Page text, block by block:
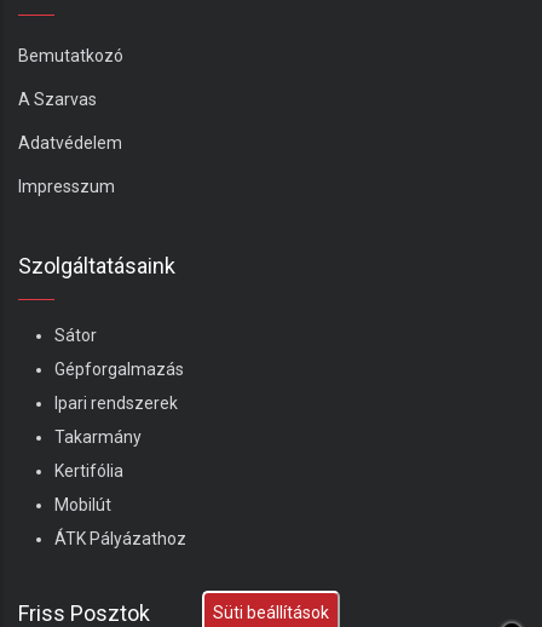
Bemutatkozó
A Szarvas
Adatvédelem
Impresszum
Szolgáltatásaink
Sátor
Gépforgalmazás
Ipari rendszerek
Takarmány
Kertifólia
Mobilút
ÁTK Pályázathoz
Friss Posztok Süti beállítások